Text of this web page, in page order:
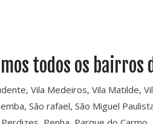
todos os bairros
Vila Medeiros, Vila Matilde,
São rafael, São Miguel